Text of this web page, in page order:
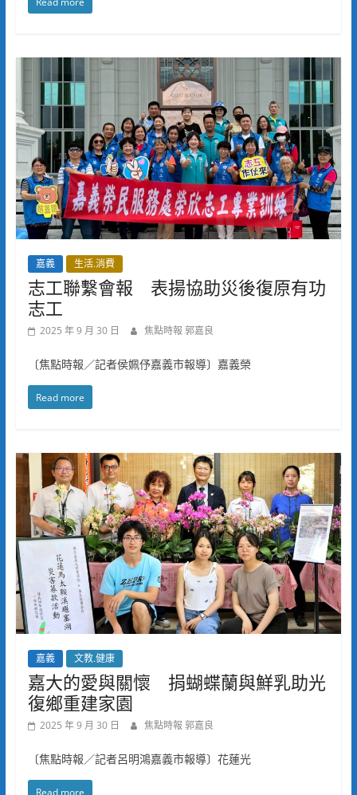
嘉義 生活.消費
志工聯繫會報 表揚協助災後復原有功
志工
2025 年 9 月 30 日 焦點時報 郭嘉良
〔焦點時報／記者侯姵伃嘉義市報導〕嘉義榮
Read more
嘉義 文教.健康
嘉大的愛與關懷 捐蝴蝶蘭與鮮乳助光
復鄉重建家園
2025 年 9 月 30 日 焦點時報 郭嘉良
〔焦點時報／記者呂明鴻嘉義市報導〕花蓮光
Read more